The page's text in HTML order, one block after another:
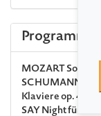
Programm
MOZARTSonate
SCHUMANN
Klaviere op. 46
SAY Night für